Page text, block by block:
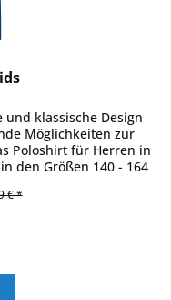
klassische Design
Möglichkeiten zur
Poloshirt für Herren in
den Größen 140 - 164
€ *